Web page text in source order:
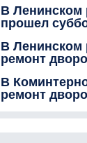
В Ленинском
прошел
В Ленинском
ремонт
В
ремонт